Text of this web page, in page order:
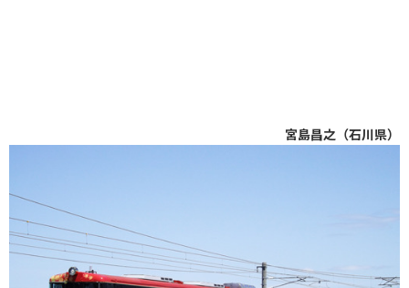
宮島昌之（石川県）